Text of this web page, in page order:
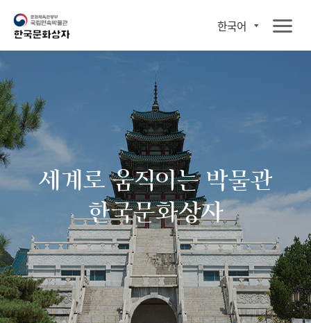
한국어
세계로 움직이는 박물관
한국문화상자